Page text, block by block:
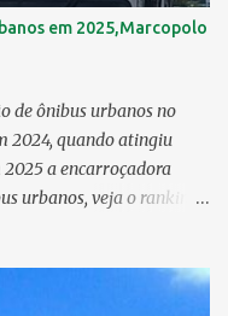
em 2025,Marcopolo
de ônibus urbanos no
2024, quando atingiu
a encarroçadora
urbanos, veja o ranking